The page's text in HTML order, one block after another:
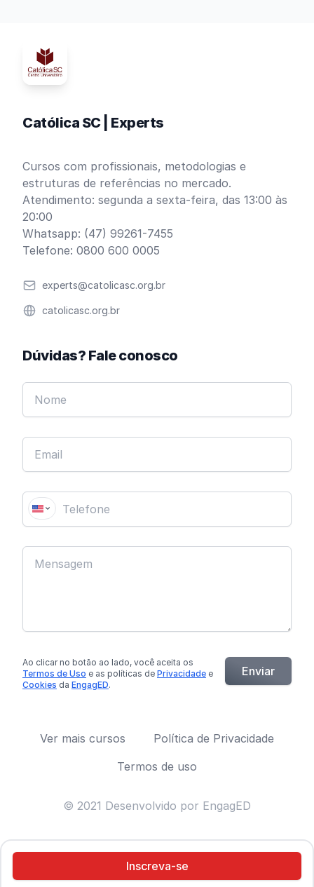
Inscreva-se
Católica SC | Experts
Cursos com profissionais, metodologias e
estruturas de referências no mercado.
Atendimento: segunda a sexta-feira, das 13:00 às
20:00
Whatsapp: (47) 99261-7455
Telefone: 0800 600 0005
Emailexperts@catolicasc.org.br
Websitecatolicasc.org.br
Dúvidas? Fale conosco
Ao clicar no botão ao lado, você aceita os
Termos de Uso e as políticas de Privacidade e
Cookies da EngagED.
Enviar
Ver mais cursos
Política de Privacidade
Termos de uso
© 2021 Desenvolvido por EngagED